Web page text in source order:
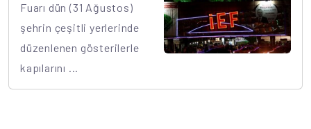
Fuarı dün (31 Ağustos)
şehrin çeşitli yerlerinde
düzenlenen gösterilerle
kapılarını ...